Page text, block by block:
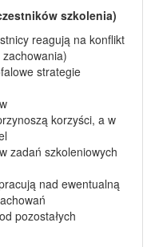
szkolenia)
reagują na konflikt
strategie
korzyści, a w
zadań szkoleniowych
nad ewentualną
pozostałych